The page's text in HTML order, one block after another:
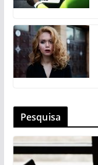
Pesquisa